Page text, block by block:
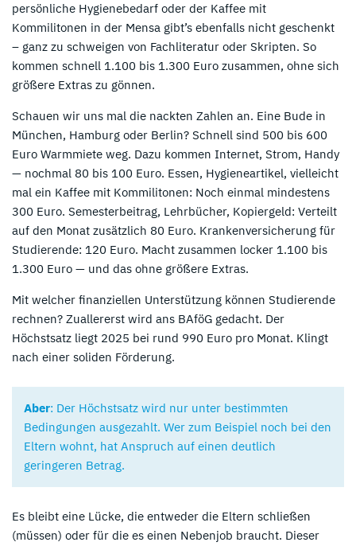
persönliche Hygienebedarf oder der Kaffee mit
Kommilitonen in der Mensa gibt’s ebenfalls nicht geschenkt
– ganz zu schweigen von Fachliteratur oder Skripten. So
kommen schnell 1.100 bis 1.300 Euro zusammen, ohne sich
größere Extras zu gönnen.
Schauen wir uns mal die nackten Zahlen an. Eine Bude in
München, Hamburg oder Berlin? Schnell sind 500 bis 600
Euro Warmmiete weg. Dazu kommen Internet, Strom, Handy
— nochmal 80 bis 100 Euro. Essen, Hygieneartikel, vielleicht
mal ein Kaffee mit Kommilitonen: Noch einmal mindestens
300 Euro. Semesterbeitrag, Lehrbücher, Kopiergeld: Verteilt
auf den Monat zusätzlich 80 Euro. Krankenversicherung für
Studierende: 120 Euro. Macht zusammen locker 1.100 bis
1.300 Euro — und das ohne größere Extras.
Mit welcher finanziellen Unterstützung können Studierende
rechnen? Zuallererst wird ans BAföG gedacht. Der
Höchstsatz liegt 2025 bei rund 990 Euro pro Monat. Klingt
nach einer soliden Förderung.
Aber: Der Höchstsatz wird nur unter bestimmten
Bedingungen ausgezahlt. Wer zum Beispiel noch bei den
Eltern wohnt, hat Anspruch auf einen deutlich
geringeren Betrag.
Es bleibt eine Lücke, die entweder die Eltern schließen
(müssen) oder für die es einen Nebenjob braucht. Dieser